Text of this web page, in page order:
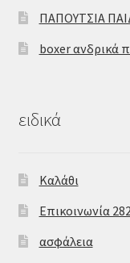
ΠΑΠΟΥΤΣΙΑ
boxer ανδρικά
ειδικά
Καλάθι
Επικοινωνία
ασφάλεια